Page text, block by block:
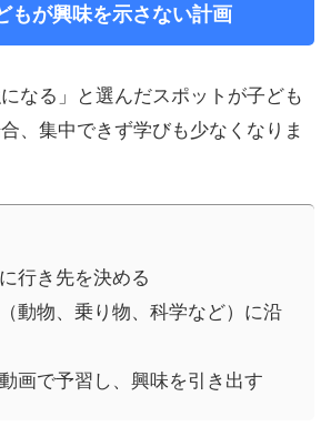
もが興味を示さない計画
なる」と選んだスポットが子ども
、集中できず学びも少なくなりま
行き先を決める
動物、乗り物、科学など）に沿
画で予習し、興味を引き出す